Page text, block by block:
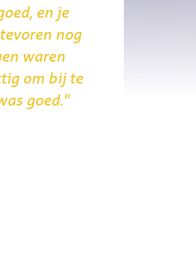
en je
nog
waren
om bij te
goed."